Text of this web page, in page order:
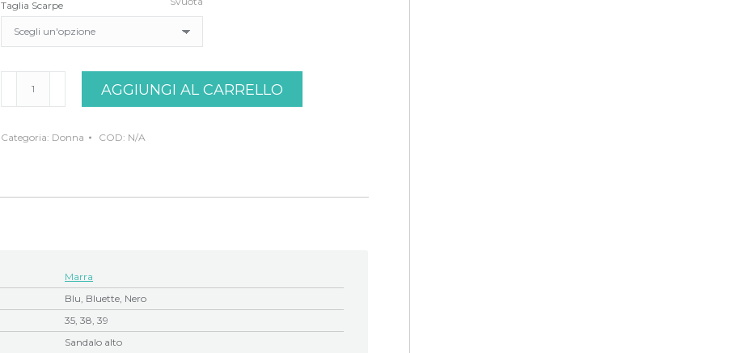
Taglia Scarpe
AGGIUNGI AL CARRELLO
Categoria: Donna COD: N/A
Marra
Blu, Bluette, Nero
35, 38, 39
Sandalo alto